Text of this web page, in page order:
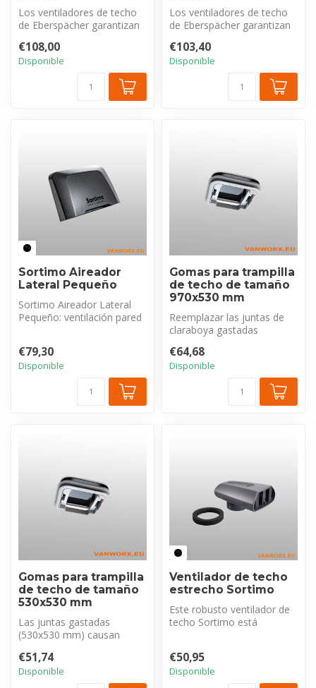
Los ventiladores de techo
de Eberspächer garantizan
i...
€108,00
Disponible
Los ventiladores de techo
de Eberspächer garantizan
i...
€103,40
Disponible
Sortimo Aireador
Lateral Pequeño
Sortimo Aireador Lateral
Pequeño: ventilación pared
€79,30
Disponible
Gomas para trampilla
de techo de tamaño
970x530 mm
Reemplazar las juntas de
claraboya gastadas
contra fugas y...
€64,68
Disponible
Gomas para trampilla
de techo de tamaño
530x530 mm
Las juntas gastadas
(530x530 mm) causan
juntas de al...
€51,74
Disponible
Ventilador de techo
estrecho Sortimo
Este robusto ventilador de
techo Sortimo está
€50,95
Disponible